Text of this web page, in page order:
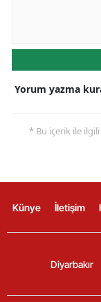
Yorum yazma
* Bu içerik ile
Künye İletişim
Diyarbakır